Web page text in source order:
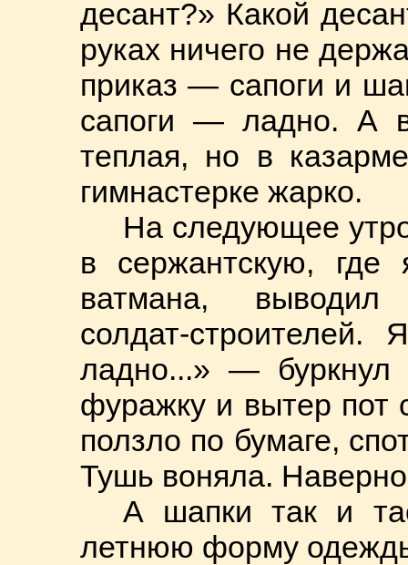
десант?» Какой
руках ничего не
приказ — сапоги и
сапоги — ладно. А
теплая, но в
гимнастерке жарко.
На следующее
в сержантскую, где
ватмана, выводил
солдат-
ладно...» — буркнул
фуражку и вытер пот
ползло по бумаге,
Тушь воняла.
А шапки так и
летнюю форму